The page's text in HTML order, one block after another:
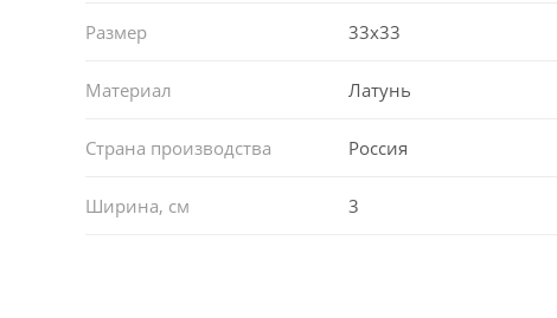
Размер 33х33
Материал Латунь
Страна производства Россия
Ширина, см 3